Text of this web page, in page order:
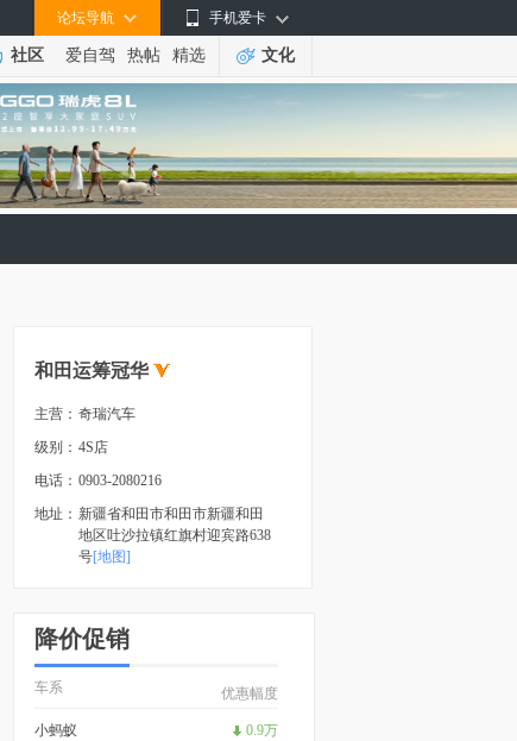
手机爱卡
论坛导航
社区 爱自驾 热帖 精选 文化
和田运筹冠华
主营： 奇瑞汽车
级别： 4S店
电话： 0903-2080216
地址： 新疆省和田市和田市新疆和田
地区吐沙拉镇红旗村迎宾路638
号[地图]
降价促销
车系 优惠幅度
小蚂蚁 0.9万